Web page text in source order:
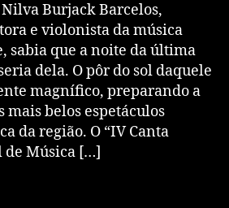
Burjack Barcelos,
e violonista da música
sabia que a noite da última
dela. O pôr do sol daquele
magnífico, preparando a
mais belos espetáculos
da região. O “IV Canta
de Música […]